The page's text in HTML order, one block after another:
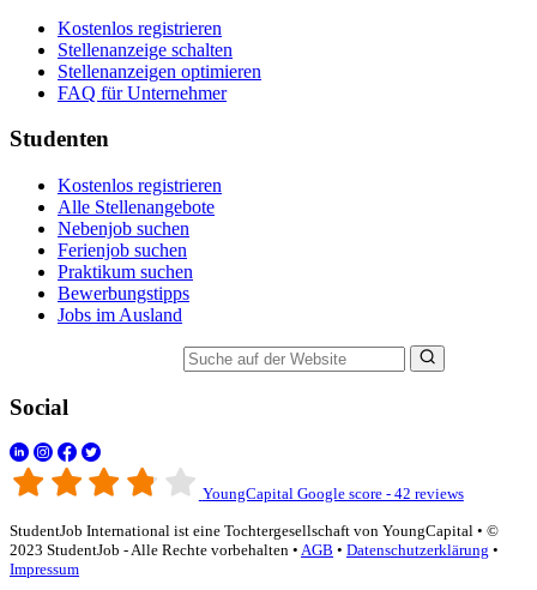
Kostenlos registrieren
Stellenanzeige schalten
Stellenanzeigen optimieren
FAQ für Unternehmer
Studenten
Kostenlos registrieren
Alle Stellenangebote
Nebenjob suchen
Ferienjob suchen
Praktikum suchen
Bewerbungstipps
Jobs im Ausland
Social
YoungCapital Google score - 42 reviews
StudentJob International ist eine Tochtergesellschaft von YoungCapital • ©
2023 StudentJob - Alle Rechte vorbehalten • AGB • Datenschutzerklärung •
Impressum